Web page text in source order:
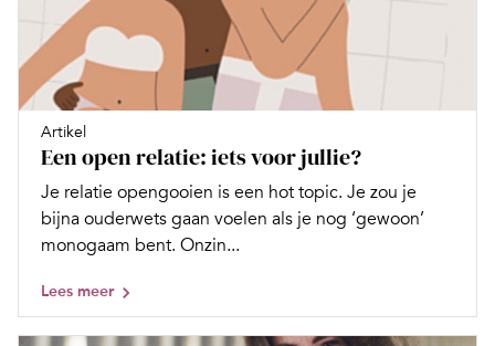
Artikel
Een open relatie: iets voor jullie?
Je relatie opengooien is een hot topic. Je zou je
bijna ouderwets gaan voelen als je nog ‘gewoon’
monogaam bent. Onzin...
Lees meer